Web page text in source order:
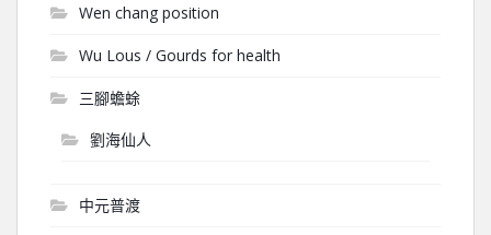
Wen chang position
Wu Lous / Gourds for health
三腳蟾蜍
劉海仙人
中元普渡